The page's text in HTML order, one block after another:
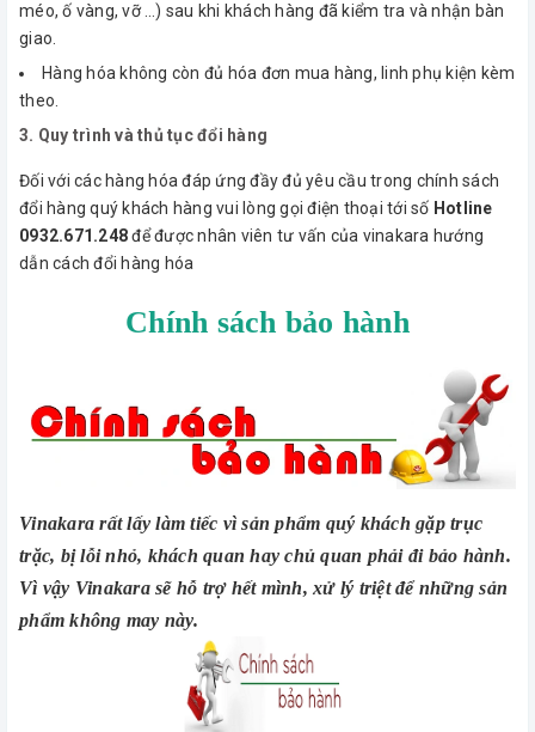
méo, ố vàng, vỡ …) sau khi khách hàng đã kiểm tra và nhận bàn
giao.
Hàng hóa không còn đủ hóa đơn mua hàng, linh phụ kiện kèm
theo.
3. Quy trình và thủ tục đổi hàng
Đối với các hàng hóa đáp ứng đầy đủ yêu cầu trong chính sách
đổi hàng quý khách hàng vui lòng gọi điện thoại tới số Hotline
0932.671.248 để được nhân viên tư vấn của vinakara hướng
dẫn cách đổi hàng hóa
Chính sách bảo hành
Vinakara rất lấy làm tiếc vì sản phẩm quý khách gặp trục
trặc, bị lỗi nhỏ, khách quan hay chủ quan phải đi bảo hành.
Vì vậy Vinakara sẽ hỗ trợ hết mình, xử lý triệt để những sản
phẩm không may này.